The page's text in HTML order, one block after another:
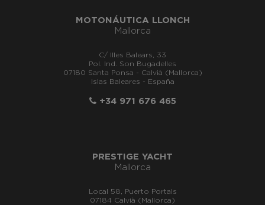
MOTONÁUTICA LLONCH
Mallorca
C/ Illes Balears, 33
Pol. Ind. Son Bugadelles
07180 Santa Ponsa - Calvià (Mallorca)
Islas Baleares - España
+34 971 676 465
PRESTIGE YACHT
Mallorca
Local 58, Puerto Portals
07184 Calvià (Mallorca)